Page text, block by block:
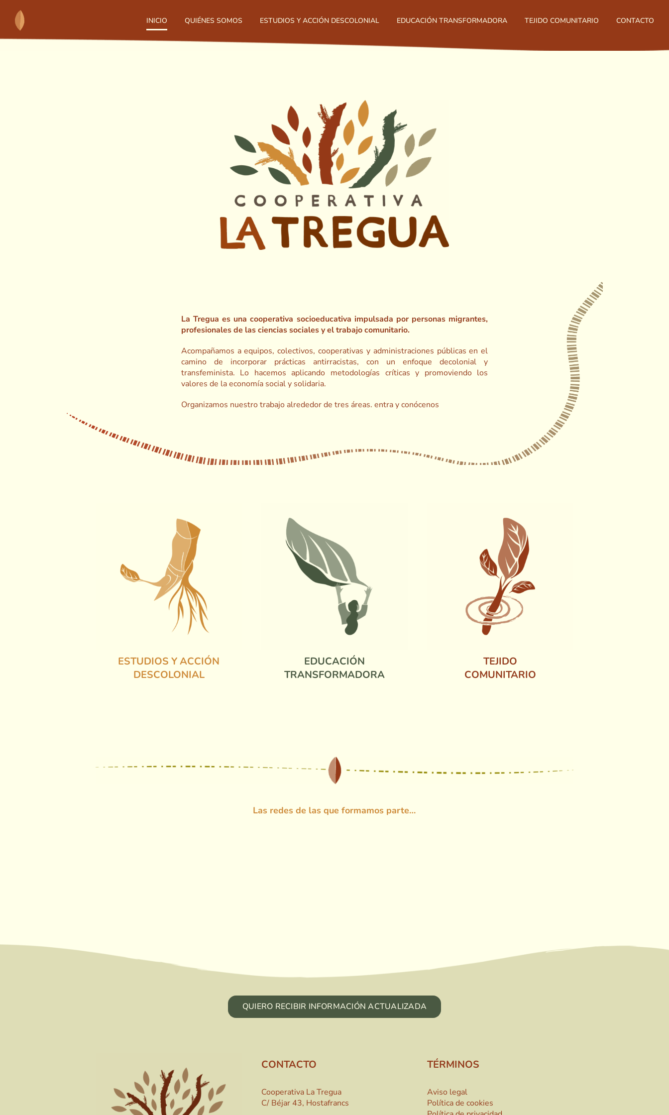
content
INICIO QUIÉNES SOMOS ESTUDIOS Y ACCIÓN DESCOLONIAL EDUCACIÓN TRANSFORMADORA TEJIDO COMUNITARIO CONTACTO
La Tregua es una cooperativa socioeducativa impulsada por personas migrantes,
profesionales de las ciencias sociales y el trabajo comunitario.
Acompañamos a equipos, colectivos, cooperativas y administraciones públicas en el
camino de incorporar prácticas antirracistas, con un enfoque decolonial y
transfeminista. Lo hacemos aplicando metodologías críticas y promoviendo los
valores de la economía social y solidaria.
Organizamos nuestro trabajo alrededor de tres áreas. entra y conócenos
ESTUDIOS Y ACCIÓN
DESCOLONIAL
EDUCACIÓN
TRANSFORMADORA
TEJIDO
COMUNITARIO
Las redes de las que formamos parte…
QUIERO RECIBIR INFORMACIÓN ACTUALIZADA
CONTACTO
Cooperativa La Tregua
C/ Béjar 43, Hostafrancs
TÉRMINOS
Aviso legal
Política de cookies